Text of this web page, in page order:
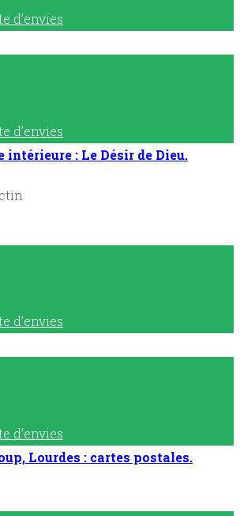
d’envies
d’envies
intérieure : Le Désir de Dieu.
d’envies
d’envies
Lourdes : cartes postales.